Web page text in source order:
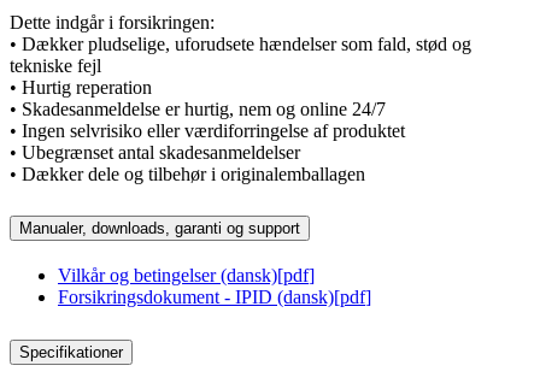
Dette indgår i forsikringen:
• Dækker pludselige, uforudsete hændelser som fald, stød og
tekniske fejl
• Hurtig reperation
• Skadesanmeldelse er hurtig, nem og online 24/7
• Ingen selvrisiko eller værdiforringelse af produktet
• Ubegrænset antal skadesanmeldelser
• Dækker dele og tilbehør i originalemballagen
Manualer, downloads, garanti og support
Vilkår og betingelser (dansk)[pdf]
Forsikringsdokument - IPID (dansk)[pdf]
Specifikationer